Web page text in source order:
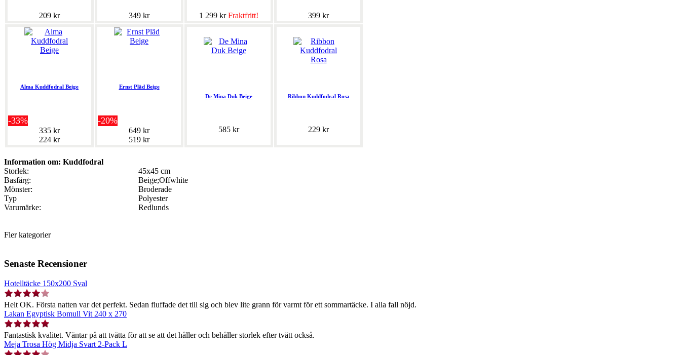
209 kr 349 kr 1 299 krFraktfritt! 399 kr
Alma Kuddfodral Beige
-33%
335 kr
224 kr
Ernst Pläd Beige
-20%
649 kr
519 kr
De Mina Duk Beige
585 kr
Ribbon Kuddfodral Rosa
229 kr
Information om: Kuddfodral
Storlek:
45x45 cm
Basfärg:
Beige;Offwhite
Mönster:
Broderade
Typ
Polyester
Varumärke:
Redlunds
Fler kategorier
Senaste Recensioner
Hotelltäcke 150x200 Sval
Helt OK. Första natten var det perfekt. Sedan fluffade det till sig och blev lite grann för varmt för ett sommartäcke. I alla fall nöjd.
Lakan Egyptisk Bomull Vit 240 x 270
Fantastisk kvalitet. Väntar på att tvätta för att se att det håller och behåller storlek efter tvätt också.
Meja Trosa Hög Midja Svart 2-Pack L